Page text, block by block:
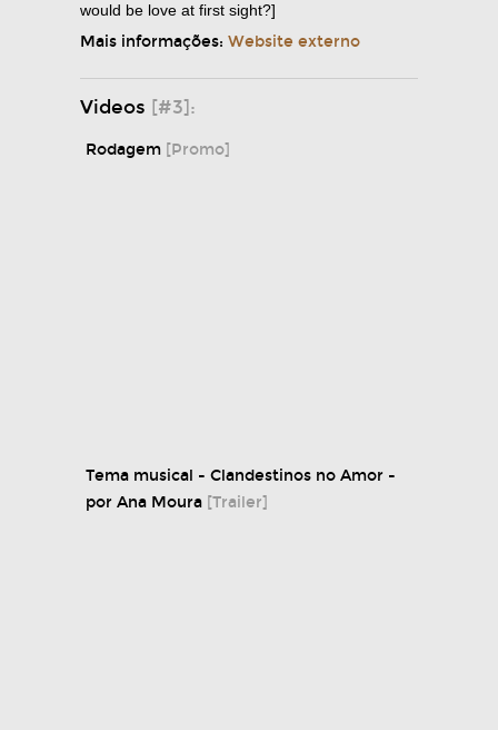
would be love at first sight?]
Mais informações: Website externo
Videos [#3]:
Rodagem [Promo]
Tema musical - Clandestinos no Amor -
por Ana Moura [Trailer]